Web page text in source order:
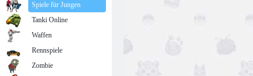
Spiele für Jungen
Tanki Online
Waffen
Rennspiele
Zombie